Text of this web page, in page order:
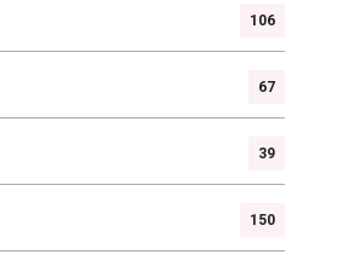
106
67
39
150